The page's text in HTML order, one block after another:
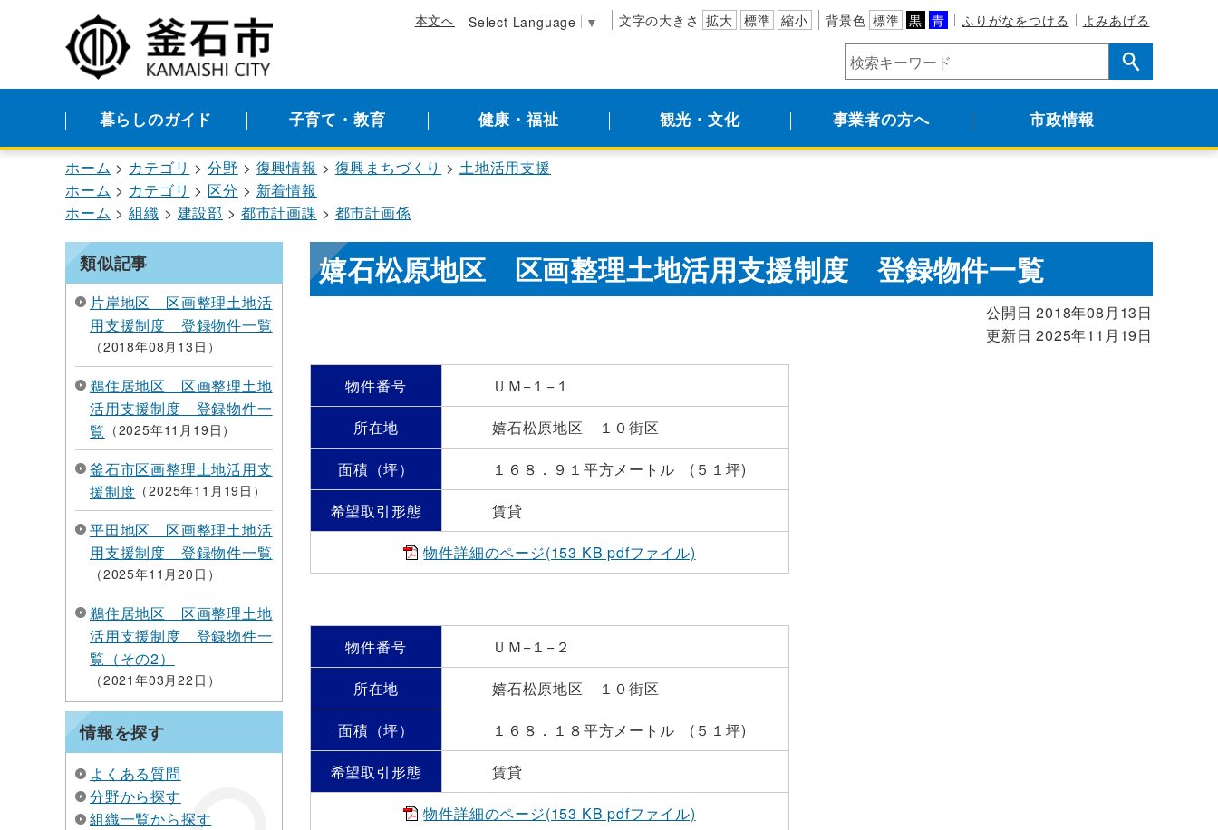
本文へ Select Language ▼ 文字の大きさ 拡大 標準 縮小 背景色 標準 黒 青 ふりがなをつける よみあげる
暮らしのガイド 子育て・教育 健康・福祉 観光・文化 事業者の方へ 市政情報
ホーム カテゴリ 分野 復興情報 復興まちづくり
土地活用支援
ホーム
カテゴリ 区分
新着情報
ホーム
組織 建設部 都市計画課 都市計画係
類似記事
片岸地区 区画整理土地活
用支援制度 登録物件一覧
2018年08月13日
鵜住居地区 区画整理土地
活用支援制度 登録物件一
覧
2025年11月19日
釜石市区画整理土地活用支
援制度
2025年11月19日
平田地区 区画整理土地活
用支援制度 登録物件一覧
2025年11月20日
鵜住居地区 区画整理土地
活用支援制度 登録物件一
覧（その2）
2021年03月22日
情報を探す
よくある質問
分野から探す
組織一覧から探す
嬉石松原地区 区画整理土地活用支援制度 登録物件一覧
公開日 2018年08月13日
更新日 2025年11月19日
物件番号
ＵＭ−１−１
所在地
嬉石松原地区 １０街区
面積（坪）
１６８．９１平方メートル (５１坪)
希望取引形態
賃貸
物件詳細のページ(153 KB pdfファイル)
物件番号
ＵＭ−１−２
所在地
嬉石松原地区 １０街区
面積（坪）
１６８．１８平方メートル (５１坪)
希望取引形態
賃貸
物件詳細のページ(153 KB pdfファイル)